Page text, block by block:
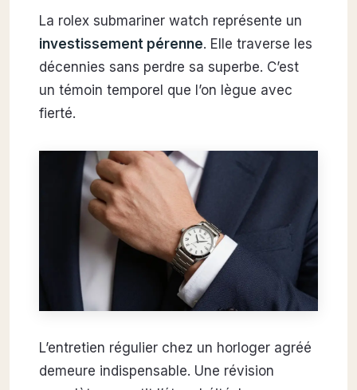
La rolex submariner watch représente un
investissement pérenne. Elle traverse les
décennies sans perdre sa superbe. C’est
un témoin temporel que l’on lègue avec
fierté.
L’entretien régulier chez un horloger agréé
demeure indispensable. Une révision